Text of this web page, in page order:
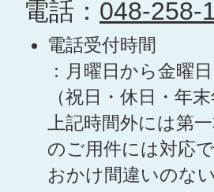
電話： 048-258-
電話受付時間
：月曜日から金曜
（祝日・休日・年
上記時間外には第
のご用件には対応
おかけ間違いのな